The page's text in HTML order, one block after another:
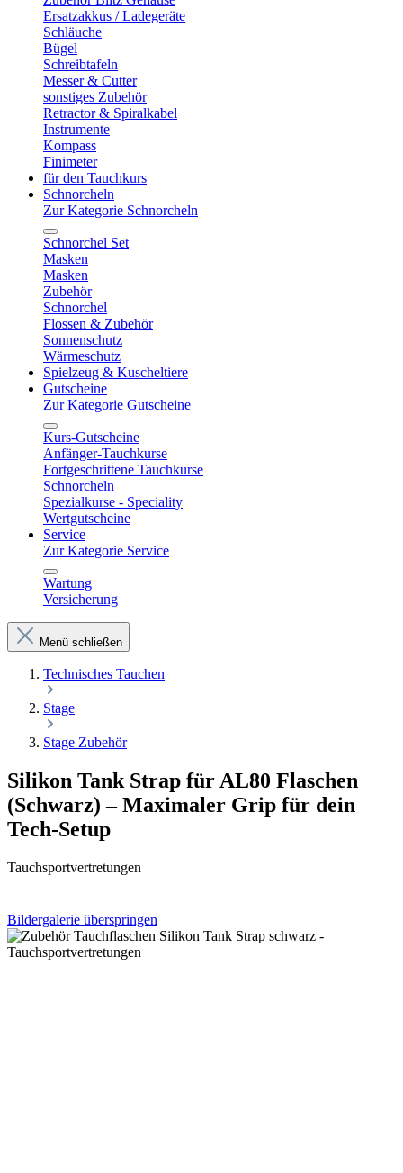
Ersatzakkus / Ladegeräte
Schläuche
Bügel
Schreibtafeln
Messer & Cutter
sonstiges Zubehör
Retractor & Spiralkabel
Instrumente
Kompass
Finimeter
für den Tauchkurs
Schnorcheln
Zur Kategorie Schnorcheln
Schnorchel Set
Masken
Masken
Zubehör
Schnorchel
Flossen & Zubehör
Sonnenschutz
Wärmeschutz
Spielzeug & Kuscheltiere
Gutscheine
Zur Kategorie Gutscheine
Kurs-Gutscheine
Anfänger-Tauchkurse
Fortgeschrittene Tauchkurse
Schnorcheln
Spezialkurse - Speciality
Wertgutscheine
Service
Zur Kategorie Service
Wartung
Versicherung
Menü schließen
Technisches Tauchen
Stage
Stage Zubehör
Silikon Tank Strap für AL80 Flaschen
(Schwarz) – Maximaler Grip für dein
Tech-Setup
Tauchsportvertretungen
Bildergalerie überspringen